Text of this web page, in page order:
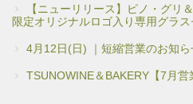
【ニューリリース】ピノ・グ
限定オリジナルロゴ入り専用グラ
4月12日(日) ｜短縮営業のお知ら
TSUNOWINE＆BAKERY【7月営